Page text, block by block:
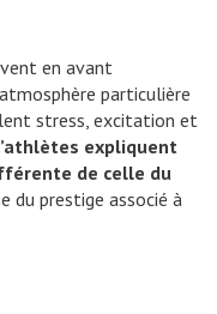
en avant
particulière
stress, excitation et
expliquent
de celle du
du prestige associé à